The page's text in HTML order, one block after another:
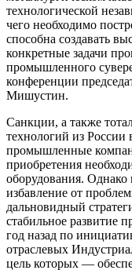
технологической
чего необходимо
способна создавать
конкретные задачи
промышленного
конференции
Мишустин.
Санкции, а также
технологий из
промышленные
приобретения
оборудования.
избавление от
дальновидный
стабильное развитие
год назад по
отраслевых
цель которых —